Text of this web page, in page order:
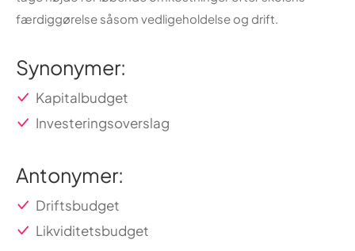
færdiggørelse såsom vedligeholdelse og drift.
Synonymer:
Kapitalbudget
Investeringsoverslag
Antonymer:
Driftsbudget
Likviditetsbudget